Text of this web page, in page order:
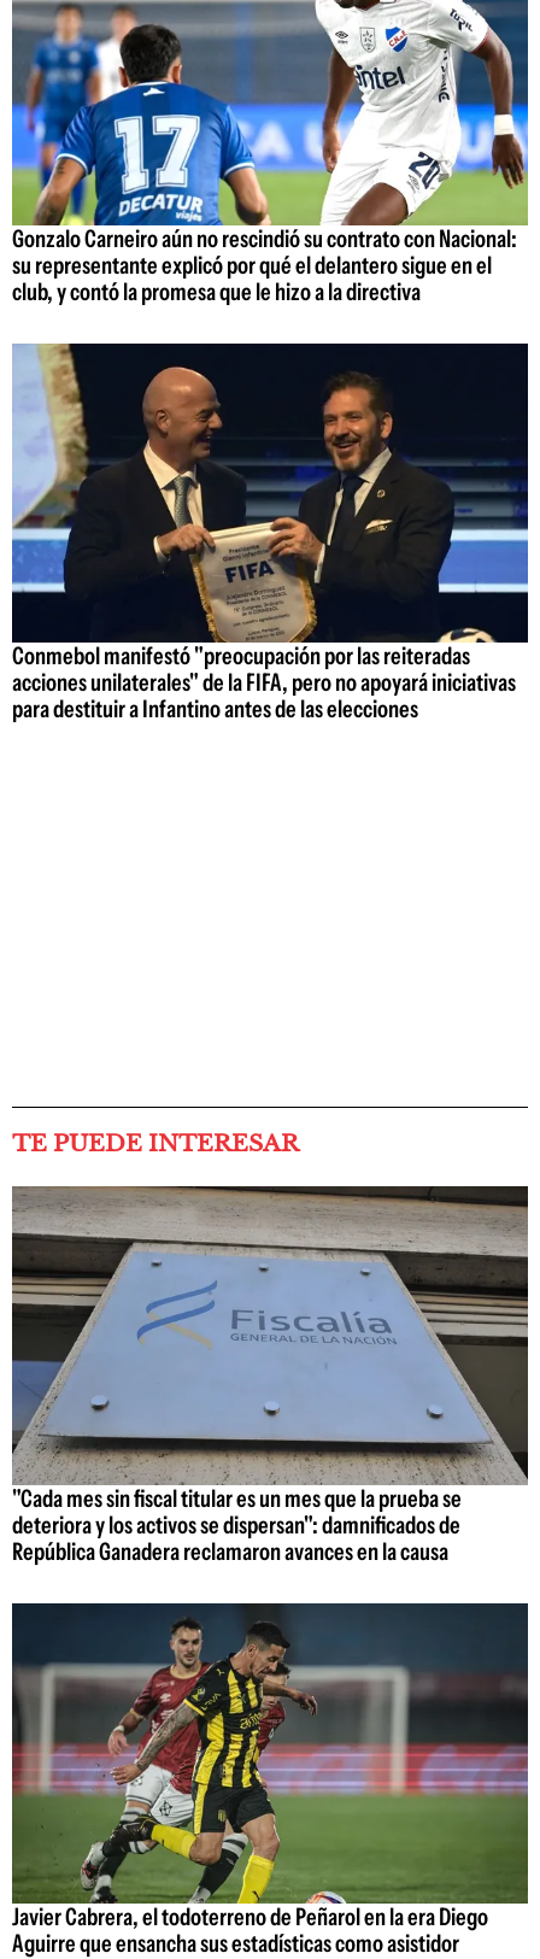
Gonzalo Carneiro aún no rescindió su contrato con Nacional:
su representante explicó por qué el delantero sigue en el
club, y contó la promesa que le hizo a la directiva
Conmebol manifestó "preocupación por las reiteradas
acciones unilaterales" de la FIFA, pero no apoyará iniciativas
para destituir a Infantino antes de las elecciones
TE PUEDE INTERESAR
"Cada mes sin fiscal titular es un mes que la prueba se
deteriora y los activos se dispersan": damnificados de
República Ganadera reclamaron avances en la causa
Javier Cabrera, el todoterreno de Peñarol en la era Diego
Aguirre que ensancha sus estadísticas como asistidor